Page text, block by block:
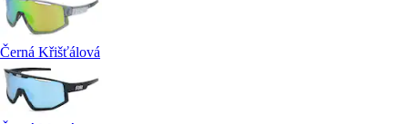
Černá Křišťálová